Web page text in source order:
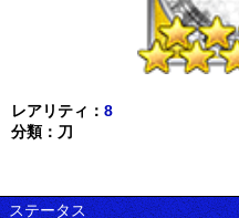
レアリティ： 8
分類：刀
ステータス